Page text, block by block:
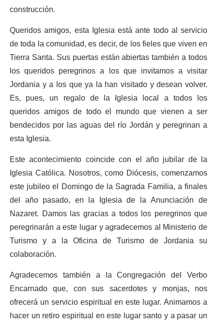
construcción.
Queridos amigos, esta Iglesia está ante todo al servicio
de toda la comunidad, es decir, de los fieles que viven en
Tierra Santa. Sus puertas están abiertas también a todos
los queridos peregrinos a los que invitamos a visitar
Jordania y a los que ya la han visitado y desean volver.
Es, pues, un regalo de la Iglesia local a todos los
queridos amigos de todo el mundo que vienen a ser
bendecidos por las aguas del río Jordán y peregrinan a
esta Iglesia.
Este acontecimiento coincide con el año jubilar de la
Iglesia Católica. Nosotros, como Diócesis, comenzamos
este jubileo el Domingo de la Sagrada Familia, a finales
del año pasado, en la Iglesia de la Anunciación de
Nazaret. Damos las gracias a todos los peregrinos que
peregrinarán a este lugar y agradecemos al Ministerio de
Turismo y a la Oficina de Turismo de Jordania su
colaboración.
Agradecemos también a la Congregación del Verbo
Encarnado que, con sus sacerdotes y monjas, nos
ofrecerá un servicio espiritual en este lugar. Animamos a
hacer un retiro espiritual en este lugar santo y a pasar un